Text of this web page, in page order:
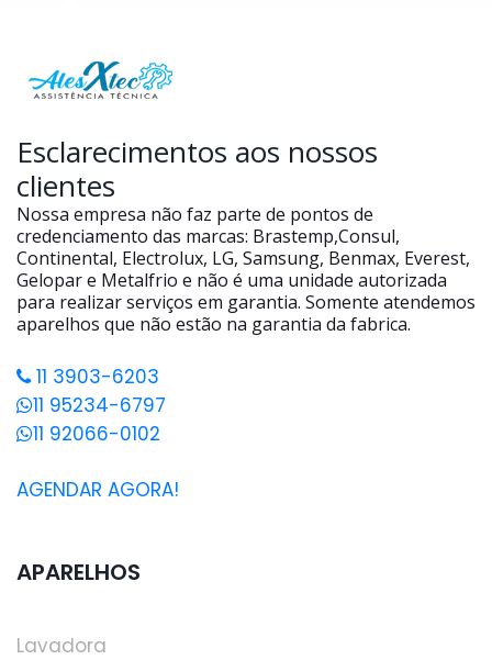
Esclarecimentos aos nossos
clientes
Nossa empresa não faz parte de pontos de
credenciamento das marcas: Brastemp,Consul,
Continental, Electrolux, LG, Samsung, Benmax, Everest,
Gelopar e Metalfrio e não é uma unidade autorizada
para realizar serviços em garantia. Somente atendemos
aparelhos que não estão na garantia da fabrica.
11 3903-6203
11 95234-6797
11 92066-0102
AGENDAR AGORA!
APARELHOS
Lavadora